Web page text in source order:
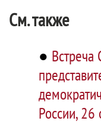
См. также
●
России,